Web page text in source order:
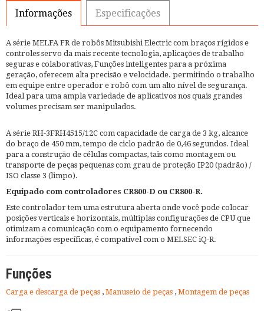
Informações Especificações
A série MELFA FR de robôs Mitsubishi Electric com braços rígidos e
controles servo da mais recente tecnologia, aplicações de trabalho
seguras e colaborativas, Funções inteligentes para a próxima
geração, oferecem alta precisão e velocidade. permitindo o trabalho
em equipe entre operador e robô com um alto nível de segurança.
Ideal para uma ampla variedade de aplicativos nos quais grandes
volumes precisam ser manipulados.
A série RH-3FRH4515/12C com capacidade de carga de 3 kg, alcance
do braço de 450 mm, tempo de ciclo padrão de 0,46 segundos. Ideal
para a construção de células compactas, tais como montagem ou
transporte de peças pequenas com grau de proteção IP20 (padrão) /
ISO classe 3 (limpo).
Equipado com controladores CR800-D ou CR800-R.
Este controlador tem uma estrutura aberta onde você pode colocar
posições verticais e horizontais, múltiplas configurações de CPU que
otimizam a comunicação com o equipamento fornecendo
informações específicas, é compatível com o MELSEC iQ-R.
Funções
Carga e descarga de peças , Manuseio de peças , Montagem de peças